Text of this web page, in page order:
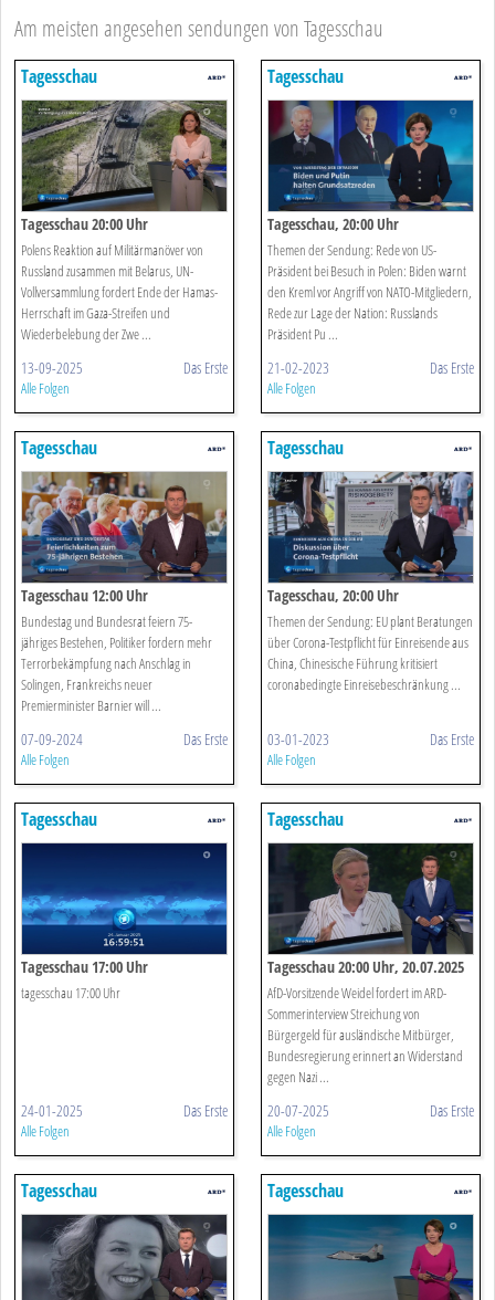
Am meisten angesehen sendungen von Tagesschau
Tagesschau
Tagesschau 20:00 Uhr
Polens Reaktion auf Militärmanöver von
Russland zusammen mit Belarus, UN-
Vollversammlung fordert Ende der Hamas-
Herrschaft im Gaza-Streifen und
Wiederbelebung der Zwe ...
13-09-2025 Das Erste
Alle Folgen
Tagesschau
Tagesschau, 20:00 Uhr
Themen der Sendung: Rede von US-
Präsident bei Besuch in Polen: Biden warnt
den Kreml vor Angriff von NATO-Mitgliedern,
Rede zur Lage der Nation: Russlands
Präsident Pu ...
21-02-2023 Das Erste
Alle Folgen
Tagesschau
Tagesschau 12:00 Uhr
Bundestag und Bundesrat feiern 75-
jähriges Bestehen, Politiker fordern mehr
Terrorbekämpfung nach Anschlag in
Solingen, Frankreichs neuer
Premierminister Barnier will ...
07-09-2024 Das Erste
Alle Folgen
Tagesschau
Tagesschau, 20:00 Uhr
Themen der Sendung: EU plant Beratungen
über Corona-Testpflicht für Einreisende aus
China, Chinesische Führung kritisiert
coronabedingte Einreisebeschränkung ...
03-01-2023 Das Erste
Alle Folgen
Tagesschau
Tagesschau 17:00 Uhr
tagesschau 17:00 Uhr
24-01-2025 Das Erste
Alle Folgen
Tagesschau
Tagesschau 20:00 Uhr, 20.07.2025
AfD-Vorsitzende Weidel fordert im ARD-
Sommerinterview Streichung von
Bürgergeld für ausländische Mitbürger,
Bundesregierung erinnert an Widerstand
gegen Nazi ...
20-07-2025 Das Erste
Alle Folgen
Tagesschau Tagesschau